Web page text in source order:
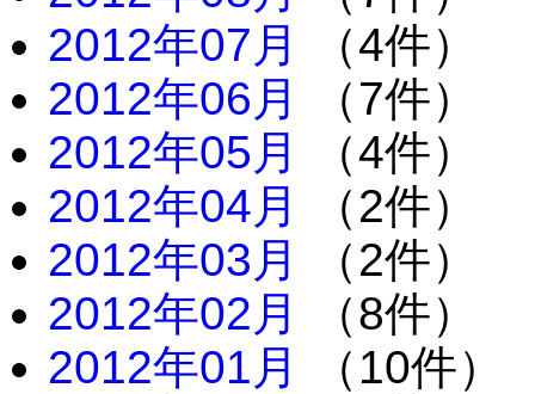
2012年07月
（4件）
2012年06月
（7件）
2012年05月
（4件）
2012年04月
（2件）
2012年03月
（2件）
2012年02月
（8件）
2012年01月
（10件）